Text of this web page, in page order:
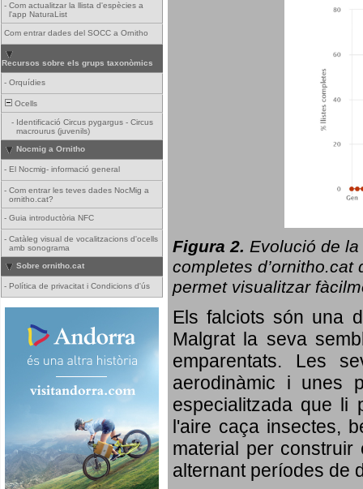
- Com actualitzar la llista d'espècies a
l'app NaturaList
Com entrar dades del SOCC a Ornitho
Recursos sobre els grups taxonòmics
- Orquídies
Ocells
- Identificació Circus pygargus - Circus
macrourus (juvenils)
Nocmig a Ornitho
- El Nocmig- informació general
- Com entrar les teves dades NocMig a
ornitho.cat?
- Guia introductòria NFC
- Catàleg visual de vocalitzacions d'ocells
amb sonograma
Sobre ornitho.cat
- Política de privacitat i Condicions d'ús
Figura 2. Evolució de la
completes d’ornitho.cat
permet visualitzar
Els falciots són una
Malgrat la seva
emparentats. Les
aerodinàmic i unes
especialitzada que li
l'aire caça insectes,
material per
alternant períodes de